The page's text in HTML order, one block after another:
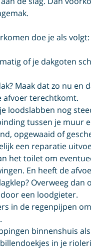
doe je als volgt:
of je dakgoten
Maak dat zo nu en
afvoer terechtkomt.
loodslabben nog
tussen je muur
opgewaaid of
een reparatie
het toilet om
En heeft de
Overweeg dan
een loodgieter.
in de regenpijpen
binnenshuis
in je